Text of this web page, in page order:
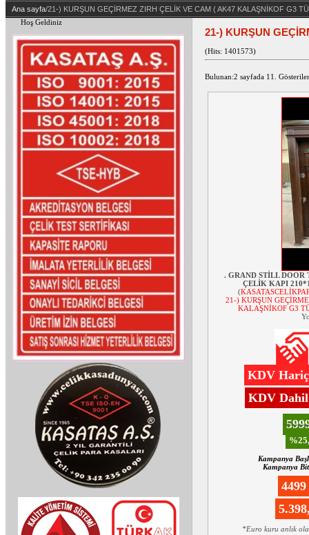
Ana sayfa/21-) KURŞUN GEÇİRMEZ ZIRH ÇELİK VE CAM ( AK47 KALAŞNİKOF G3
Hoş Geldiniz
21-) KURŞUN
(Hits: 1401573)
Bulunan:2 sayfada 11.
. GRAND STİLL DOOR
ÇELİK KAPI
(
21-) KURŞUN
KALAŞNİKOF G3
KDV
KDV
Kampanya
Kampanya
*Euro kuru anlık